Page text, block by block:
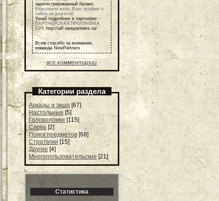
зарегистрированный баланс.
Выкупаем весь Ваш трафик с
сайта за дорого!
Узнай подробнее в партнерке -
ПАРТНЕРСКАЯ ПРОГРАММА
СРАhttp://aff.newpartners.ru/
Всем спасибо за внимание,
команда NewPartners
все комментарии
Категории раздела
Аркады и экшн [67]
Настольные [5]
Головоломки [115]
Слова [2]
Поиск предметов [68]
Стратегии [15]
Другие [4]
Многопользовательские [21]
Статистика